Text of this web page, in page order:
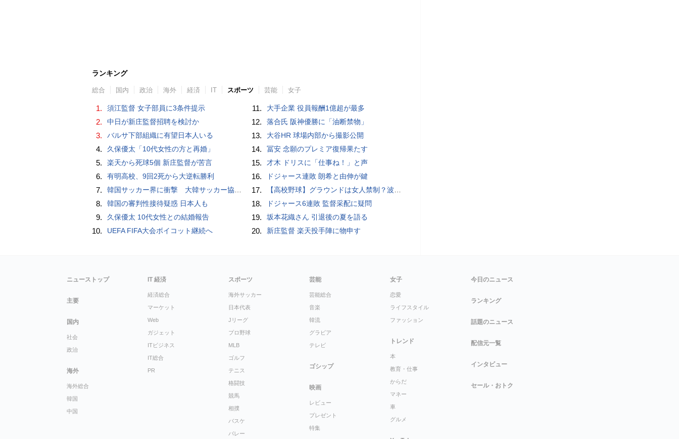
ランキング
総合 国内 政治 海外 経済 IT スポーツ 芸能 女子
1. 須江監督 女子部員に3条件提示
2. 中日が新庄監督招聘を検討か
3. バルサ下部組織に有望日本人いる
4. 久保優太「10代女性の方と再婚」
5. 楽天から死球5個 新庄監督が苦言
6. 有明高校、9回2死から大逆転勝利
7. 韓国サッカー界に衝撃 大韓サッカー協会に外国人審判への“性的接待”疑惑 韓国メディアが報道
8. 韓国の審判性接待疑惑 日本人も
9. 久保優太 10代女性との結婚報告
10. UEFA FIFA大会ボイコット継続へ
11. 大手企業 役員報酬1億超が最多
12. 落合氏 阪神優勝に「油断禁物」
13. 大谷HR 球場内部から撮影公開
14. 冨安 念願のプレミア復帰果たす
15. 才木 ドリスに「仕事ね！」と声
16. ドジャース連敗 朗希と由伸が鍵
17. 【高校野球】グラウンドは女人禁制？波紋を呼ぶ女子マネの練習参加制止問題
18. ドジャース6連敗 監督采配に疑問
19. 坂本花織さん 引退後の夏を語る
20. 新庄監督 楽天投手陣に物申す
ニューストップ
主要
国内
社会
政治
海外
海外総合
韓国
中国
IT 経済
経済総合
マーケット
Web
ガジェット
ITビジネス
IT総合
PR
スポーツ
海外サッカー
日本代表
Jリーグ
プロ野球
MLB
ゴルフ
テニス
格闘技
競馬
相撲
バスケ
バレー
芸能
芸能総合
音楽
韓流
グラビア
テレビ
ゴシップ
映画
レビュー
プレゼント
特集
女子
恋愛
ライフスタイル
ファッション
トレンド
本
教育・仕事
からだ
マネー
車
グルメ
今日のニュース
ランキング
話題のニュース
配信元一覧
インタビュー
セール・おトク